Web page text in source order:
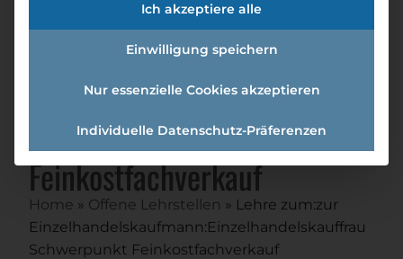
Lehre Zum:zur
Einzelhandelskaufmann:einzel
handelskauffrau
Schwerpunkt
Feinkostfachverkauf
Home » Offene Lehrstellen » Lehre zum:zur
Einzelhandelskaufmann:Einzelhandelskauffrau
Schwerpunkt Feinkostfachverkauf
Ich akzeptiere alle
Einwilligung speichern
Nur essenzielle Cookies akzeptieren
Individuelle Datenschutz-Präferenzen